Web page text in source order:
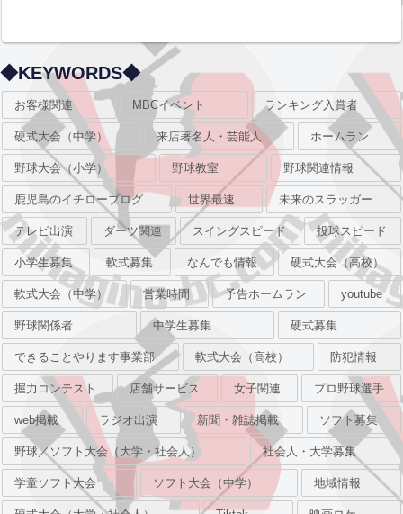
◆KEYWORDS◆
お客様関連 MBCイベント ランキング入賞者
硬式大会（中学） 来店著名人・芸能人 ホームラン
野球大会（小学） 野球教室 野球関連情報
鹿児島のイチローブログ 世界最速 未来のスラッガー
テレビ出演 ダーツ関連 スイングスピード 投球スピード
小学生募集 軟式募集 なんでも情報 硬式大会（高校）
軟式大会（中学） 営業時間 予告ホームラン youtube
野球関係者 中学生募集 硬式募集
できることやります事業部 軟式大会（高校） 防犯情報
握力コンテスト 店舗サービス 女子関連 プロ野球選手
web掲載 ラジオ出演 新聞・雑誌掲載 ソフト募集
野球／ソフト大会（大学・社会人） 社会人・大学募集
学童ソフト大会 ソフト大会（中学） 地域情報